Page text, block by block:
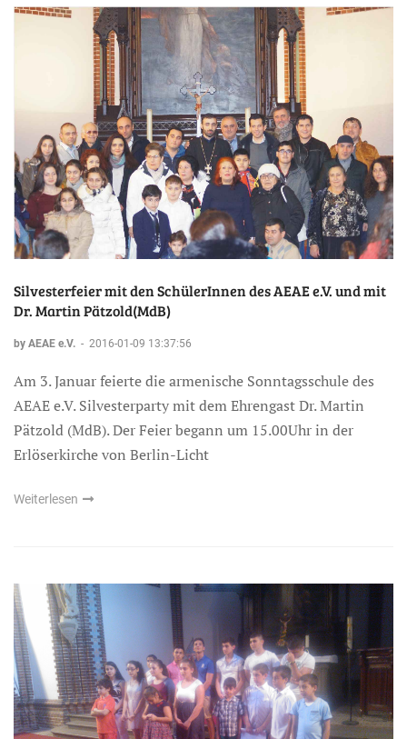
Silvesterfeier mit den SchülerInnen des AEAE e.V. und mit
Dr. Martin Pätzold(MdB)
by AEAE e.V. - 2016-01-09 13:37:56
Am 3. Januar feierte die armenische Sonntagsschule des
AEAE e.V. Silvesterparty mit dem Ehrengast Dr. Martin
Pätzold (MdB). Der Feier begann um 15.00Uhr in der
Erlöserkirche von Berlin-Licht
Weiterlesen